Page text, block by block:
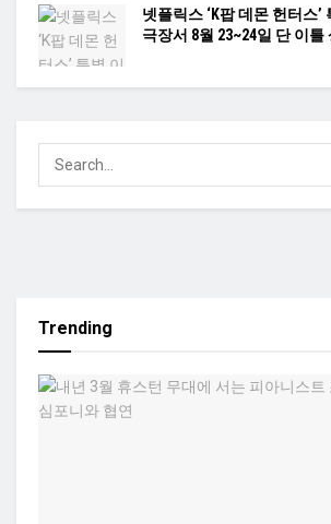
넷플릭스 ‘K팝 데몬 헌터스’
극장서 8월 23~24일 단 이틀
Trending